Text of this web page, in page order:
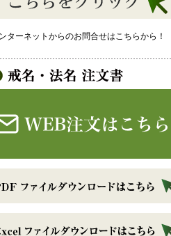
ターネットからのお問合せはこちらから！